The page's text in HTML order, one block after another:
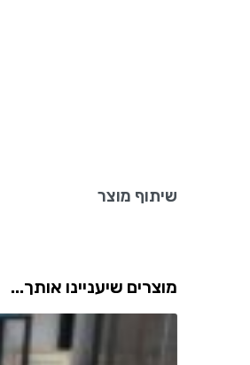
שיתוף מוצר
מוצרים שיעניינו אותך...